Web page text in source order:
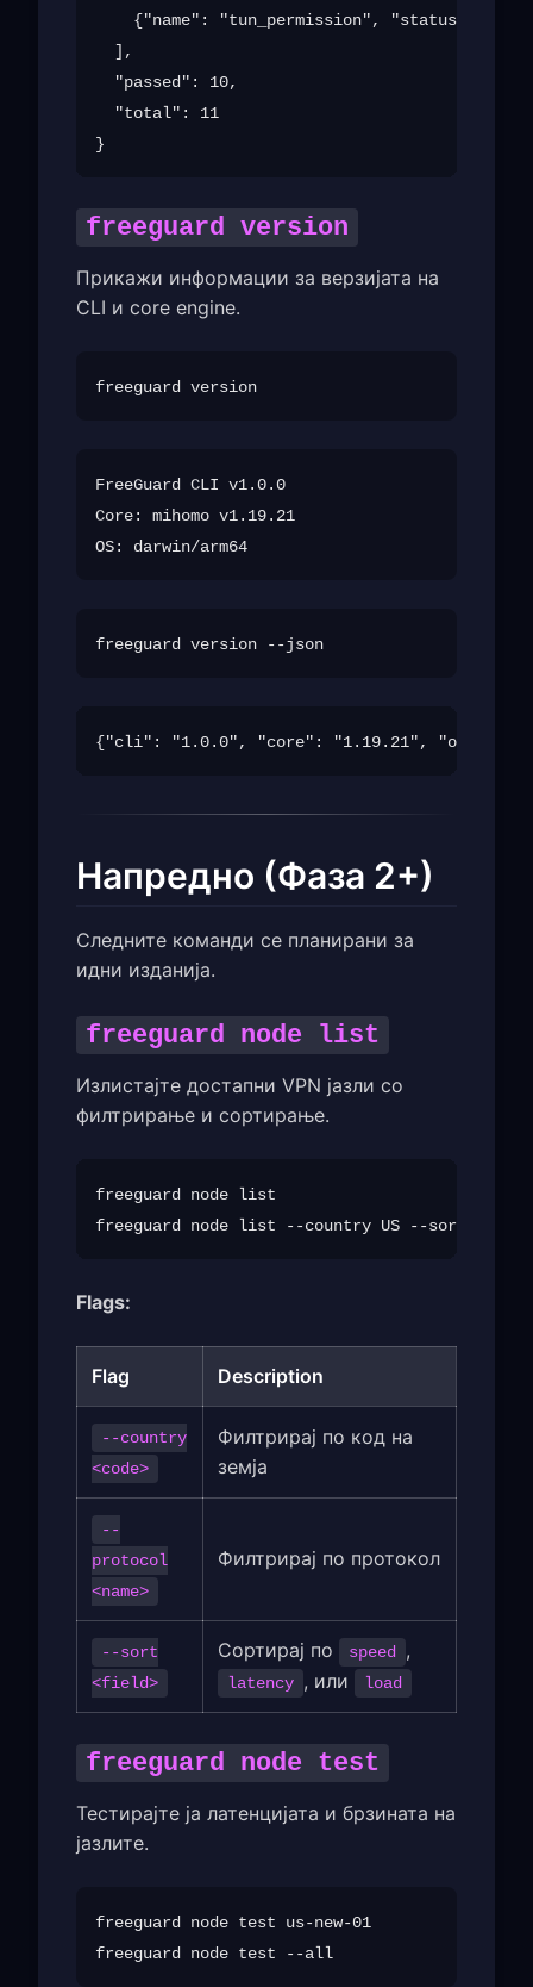
{"name": "tun_permission", "status":
  ],
  "passed": 10,
  "total": 11
freeguard version
Прикажи информации за верзијата на
CLI и core engine.
FreeGuard CLI v1.0.0
Core: mihomo v1.19.21
Напредно (Фаза 2+)
Следните команди се планирани за
идни изданија.
freeguard node list
Излистајте достапни VPN јазли со
филтрирање и сортирање.
freeguard node list
Flags:
Flag Description
--country
<code>
Филтрирај по код на
земја
--
protocol
<name>
Филтрирај по протокол
--sort
<field>
Сортирај по speed ,
latency , или load
freeguard node test
Тестирајте ја латенцијата и брзината на
јазлите.
freeguard node test us-new-01